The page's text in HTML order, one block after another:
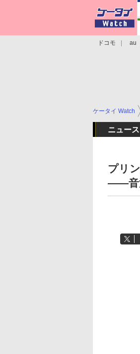
ドコモ au
ケータイ Watch
ニュース
プリ
――音